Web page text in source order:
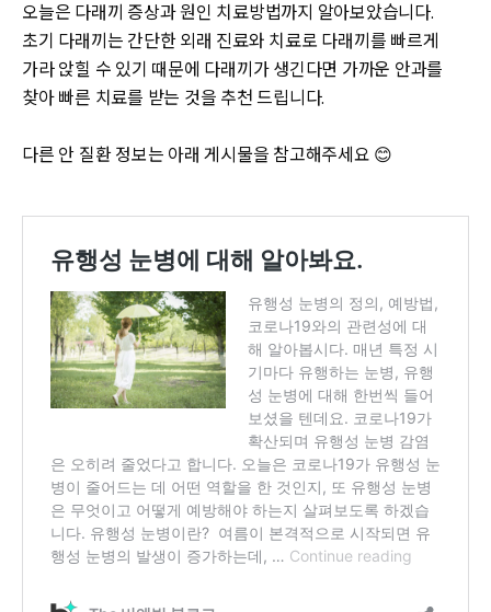
오늘은 다래끼 증상과 원인 치료방법까지 알아보았습니다.
초기 다래끼는 간단한 외래 진료와 치료로 다래끼를 빠르게
가라 앉힐 수 있기 때문에 다래끼가 생긴다면 가까운 안과를
찾아 빠른 치료를 받는 것을 추천 드립니다.
다른 안 질환 정보는 아래 게시물을 참고해주세요 😊